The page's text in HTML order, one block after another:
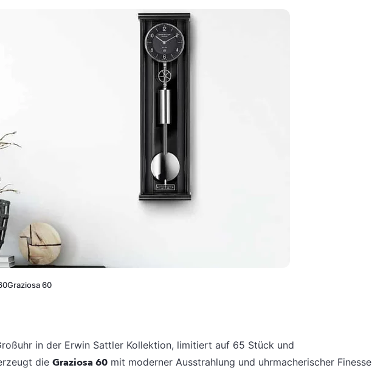
60
in der Erwin Sattler Kollektion, limitiert auf 65 Stück und
die Graziosa 60 mit moderner Ausstrahlung und uhrmacherischer Finesse